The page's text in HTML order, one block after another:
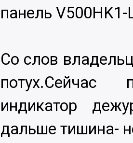
панель V500HK1-
Со слов
потух.Сейчас
индикатор
дальше тишина-